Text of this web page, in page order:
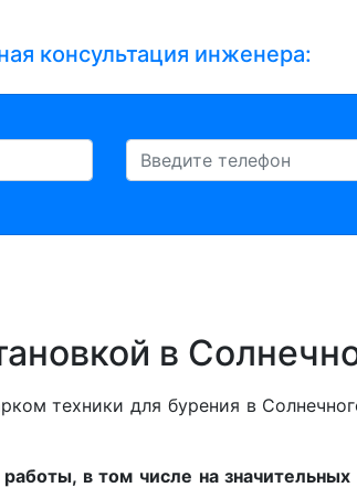
консультация инженера:
в
техники для бурения в
в том числе на значительных